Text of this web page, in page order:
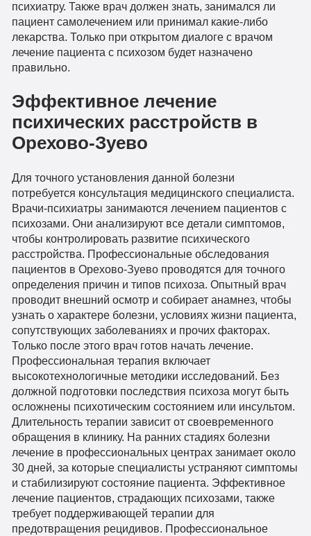
психиатру. Также врач должен знать, занимался ли
пациент самолечением или принимал какие-либо
лекарства. Только при открытом диалоге с врачом
лечение пациента с психозом будет назначено
правильно.
Эффективное лечение
психических расстройств в
Орехово-Зуево
Для точного установления данной болезни
потребуется консультация медицинского специалиста.
Врачи-психиатры занимаются лечением пациентов с
психозами. Они анализируют все детали симптомов,
чтобы контролировать развитие психического
расстройства. Профессиональные обследования
пациентов в Орехово-Зуево проводятся для точного
определения причин и типов психоза. Опытный врач
проводит внешний осмотр и собирает анамнез, чтобы
узнать о характере болезни, условиях жизни пациента,
сопутствующих заболеваниях и прочих факторах.
Только после этого врач готов начать лечение.
Профессиональная терапия включает
высокотехнологичные методики исследований. Без
должной подготовки последствия психоза могут быть
осложнены психотическим состоянием или инсультом.
Длительность терапии зависит от своевременного
обращения в клинику. На ранних стадиях болезни
лечение в профессиональных центрах занимает около
30 дней, за которые специалисты устраняют симптомы
и стабилизируют состояние пациента. Эффективное
лечение пациентов, страдающих психозами, также
требует поддерживающей терапии для
предотвращения рецидивов. Профессиональное